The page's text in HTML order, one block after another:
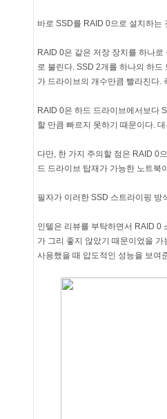
바로 SSD를 RAID 0으로 설치하는
RAID 0은 같은 저장 장치를 하나
로 불린다. SSD 2개를 하나의 하
가 드라이브의 개수만큼 빨라진다.
RAID 0은 하드 드라이브에서보다
할 만큼 빠르지 못하기 때문이다.
다만, 한 가지 주의할 점은 RAID 0
드 드라이브 탑재가 가능한 노트북
필자가 이러한 SSD 스트라이핑 방
인텔은 리뷰를 부탁하면서 RAID 0
가 그리 좋지 않았기 때문이었을
사용했을 때 압도적인 성능을 보여